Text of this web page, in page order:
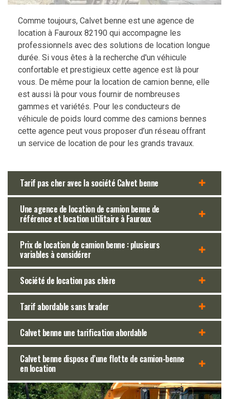
Comme toujours, Calvet benne est une agence de
location à Fauroux 82190 qui accompagne les
professionnels avec des solutions de location longue
durée. Si vous êtes à la recherche d'un véhicule
confortable et prestigieux cette agence est là pour
vous. De même pour la location de camion benne, elle
est aussi là pour vous fournir de nombreuses
gammes et variétés. Pour les conducteurs de
véhicule de poids lourd comme des camions bennes
cette agence peut vous proposer d’un réseau offrant
un service de location de pour les grands travaux.
Tarif pas cher avec la société Calvet benne
Une agence de location de camion benne de
référence et location utilitaire à Fauroux
Prix de location de camion benne : plusieurs
variables à considérer
Société de location pas chère
Tarif abordable sans brader
Calvet benne une tarification abordable
Calvet benne dispose d’une flotte de camion-benne
en location